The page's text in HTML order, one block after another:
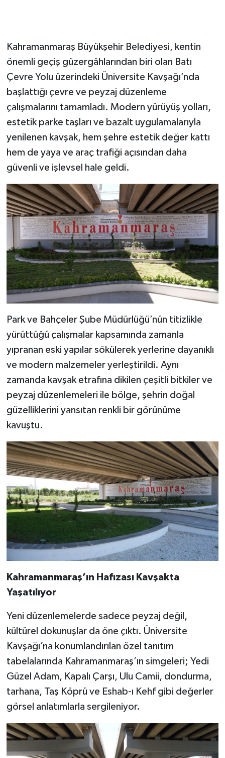
Kahramanmaraş Büyükşehir Belediyesi, kentin
önemli geçiş güzergâhlarından biri olan Batı
Çevre Yolu üzerindeki Üniversite Kavşağı’nda
başlattığı çevre ve peyzaj düzenleme
çalışmalarını tamamladı. Modern yürüyüş yolları,
estetik parke taşları ve bazalt uygulamalarıyla
yenilenen kavşak, hem şehre estetik değer kattı
hem de yaya ve araç trafiği açısından daha
güvenli ve işlevsel hale geldi.
Park ve Bahçeler Şube Müdürlüğü’nün titizlikle
yürüttüğü çalışmalar kapsamında zamanla
yıpranan eski yapılar sökülerek yerlerine dayanıklı
ve modern malzemeler yerleştirildi. Aynı
zamanda kavşak etrafına dikilen çeşitli bitkiler ve
peyzaj düzenlemeleri ile bölge, şehrin doğal
güzelliklerini yansıtan renkli bir görünüme
kavuştu.
Kahramanmaraş’ın Hafızası Kavşakta
Yaşatılıyor
Yeni düzenlemelerde sadece peyzaj değil,
kültürel dokunuşlar da öne çıktı. Üniversite
Kavşağı’na konumlandırılan özel tanıtım
tabelalarında Kahramanmaraş’ın simgeleri; Yedi
Güzel Adam, Kapalı Çarşı, Ulu Camii, dondurma,
tarhana, Taş Köprü ve Eshab-ı Kehf gibi değerler
görsel anlatımlarla sergileniyor.
YEREL YÖNETİM
MEDYA
SEÇİM 2011
BİLİMNET
Yemek
SİVİL TOPLUM
SEÇİM 2014
KİM KİMDİR
ÇEK GÖNDER
HEDEF2020
OTOMOBİL
TARİH
Politika
YEREL
BÖLGEDEN
BİLİM TEKNOLOJİ
SEÇİM 2015
ÇEVRE
BİLİM VE TEKNOLOJİ
TANITIM
HABERDE İNSAN